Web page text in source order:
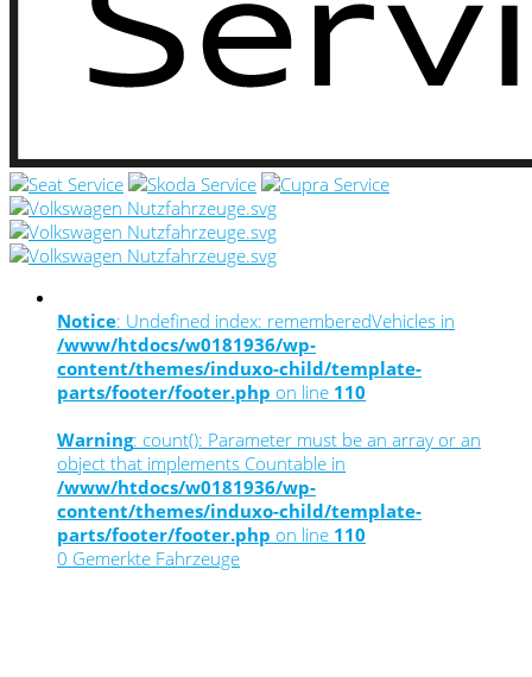
Notice: Undefined index: rememberedVehicles in
/www/htdocs/w0181936/wp-
content/themes/induxo-child/template-
parts/footer/footer.php on line 110
Warning: count(): Parameter must be an array or an
object that implements Countable in
/www/htdocs/w0181936/wp-
content/themes/induxo-child/template-
parts/footer/footer.php on line 110
0 Gemerkte Fahrzeuge